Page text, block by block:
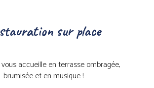
sur place
accueille en terrasse ombragée,
brumisée et en musique !